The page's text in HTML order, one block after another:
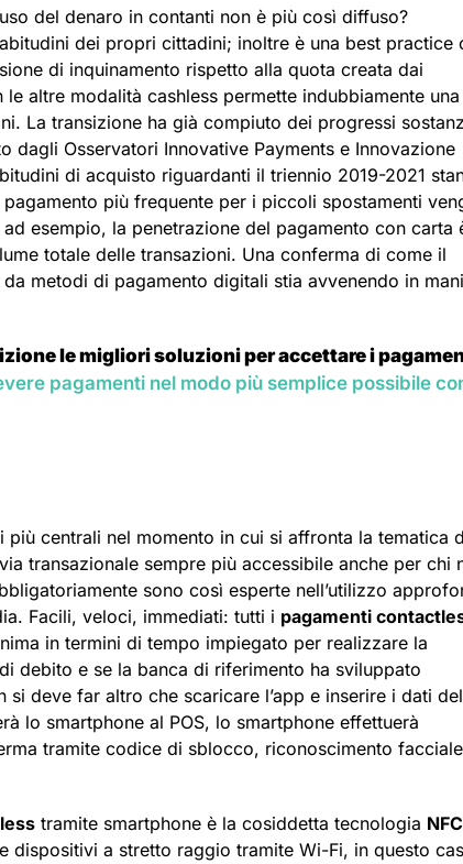
del denaro in contanti non è più così diffuso?
dei propri cittadini; inoltre è una best practice
di inquinamento rispetto alla quota creata dai
altre modalità cashless permette indubbiamente una
La transizione ha già compiuto dei progressi
dagli Osservatori Innovative Payments e Innovazione
di acquisto riguardanti il triennio 2019-2021
più frequente per i piccoli spostamenti
esempio, la penetrazione del pagamento con carta
totale delle transazioni. Una conferma di come il
metodi di pagamento digitali stia avvenendo in
le migliori soluzioni per accettare i
pagamenti nel modo più semplice possibile
più centrali nel momento in cui si affronta la tematica
transazionale sempre più accessibile anche per chi
sono così esperte nell’utilizzo
Facili, veloci, immediati: tutti i pagamenti
in termini di tempo impiegato per realizzare la
debito e se la banca di riferimento ha sviluppato
deve far altro che scaricare l’app e inserire i dati
lo smartphone al POS, lo smartphone effettuerà
tramite codice di sblocco, riconoscimento facciale
tramite smartphone è la cosiddetta tecnologia NFC
dispositivi a stretto raggio tramite Wi-Fi, in questo